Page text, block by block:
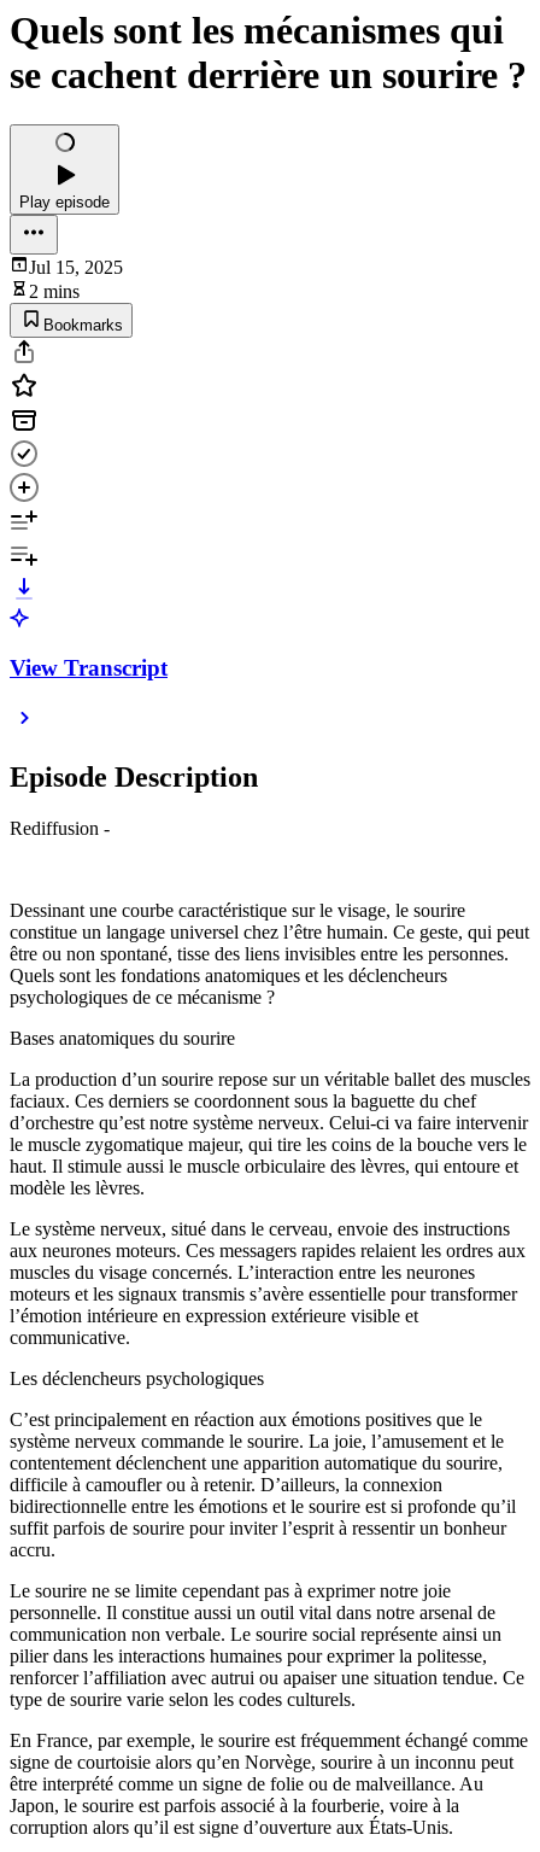
Quels sont les mécanismes qui
se cachent derrière un sourire ?
Play episode
Jul 15, 2025
2 mins
Bookmarks
View Transcript
Episode Description
Rediffusion -
Dessinant une courbe caractéristique sur le visage, le sourire
constitue un langage universel chez l’être humain. Ce geste, qui peut
être ou non spontané, tisse des liens invisibles entre les personnes.
Quels sont les fondations anatomiques et les déclencheurs
psychologiques de ce mécanisme ?
Bases anatomiques du sourire
La production d’un sourire repose sur un véritable ballet des muscles
faciaux. Ces derniers se coordonnent sous la baguette du chef
d’orchestre qu’est notre système nerveux. Celui-ci va faire intervenir
le muscle zygomatique majeur, qui tire les coins de la bouche vers le
haut. Il stimule aussi le muscle orbiculaire des lèvres, qui entoure et
modèle les lèvres.
Le système nerveux, situé dans le cerveau, envoie des instructions
aux neurones moteurs. Ces messagers rapides relaient les ordres aux
muscles du visage concernés. L’interaction entre les neurones
moteurs et les signaux transmis s’avère essentielle pour transformer
l’émotion intérieure en expression extérieure visible et
communicative.
Les déclencheurs psychologiques
C’est principalement en réaction aux émotions positives que le
système nerveux commande le sourire. La joie, l’amusement et le
contentement déclenchent une apparition automatique du sourire,
difficile à camoufler ou à retenir. D’ailleurs, la connexion
bidirectionnelle entre les émotions et le sourire est si profonde qu’il
suffit parfois de sourire pour inviter l’esprit à ressentir un bonheur
accru.
Le sourire ne se limite cependant pas à exprimer notre joie
personnelle. Il constitue aussi un outil vital dans notre arsenal de
communication non verbale. Le sourire social représente ainsi un
pilier dans les interactions humaines pour exprimer la politesse,
renforcer l’affiliation avec autrui ou apaiser une situation tendue. Ce
type de sourire varie selon les codes culturels.
En France, par exemple, le sourire est fréquemment échangé comme
signe de courtoisie alors qu’en Norvège, sourire à un inconnu peut
être interprété comme un signe de folie ou de malveillance. Au
Japon, le sourire est parfois associé à la fourberie, voire à la
corruption alors qu’il est signe d’ouverture aux États-Unis.